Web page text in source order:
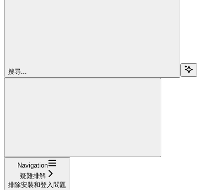
搜尋...
Navigation
疑難排解
排除安裝和登入問題